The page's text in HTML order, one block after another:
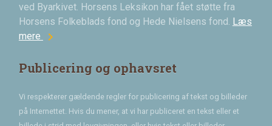
ved Byarkivet. Horsens Leksikon har fået støtte fra
Horsens Folkeblads fond og Hede Nielsens fond. Læs
mere chevron_right
Publicering og ophavsret
Vi respekterer gældende regler for publicering af tekst og billeder
på Internettet. Hvis du mener, at vi har publiceret en tekst eller et